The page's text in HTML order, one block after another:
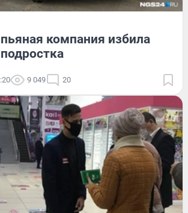
компания избила
9 049 20